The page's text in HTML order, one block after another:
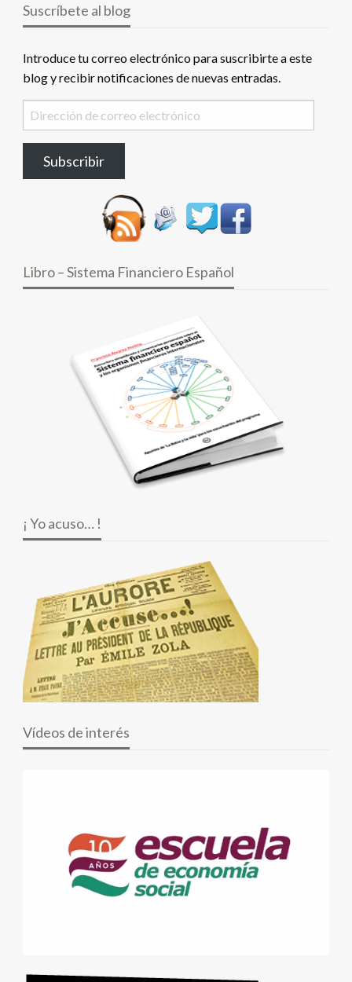
Suscríbete al blog
Introduce tu correo electrónico para suscribirte a este
blog y recibir notificaciones de nuevas entradas.
Dirección
de
electrónico
Subscribir
Libro – Sistema Financiero Español
¡ Yo acuso… !
Vídeos de interés